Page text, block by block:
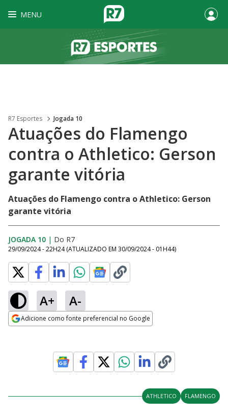
MENU
R7 Esportes Jogada 10
Atuações do Flamengo
contra o Athletico: Gerson
garante vitória
Atuações do Flamengo contra o Athletico: Gerson
garante vitória
JOGADA 10 | Do R7
29/09/2024 - 22H24 (ATUALIZADO EM 30/09/2024 - 01H44)
A+ A-
Adicione como fonte preferencial no Google
ATHLETICO FLAMENGO